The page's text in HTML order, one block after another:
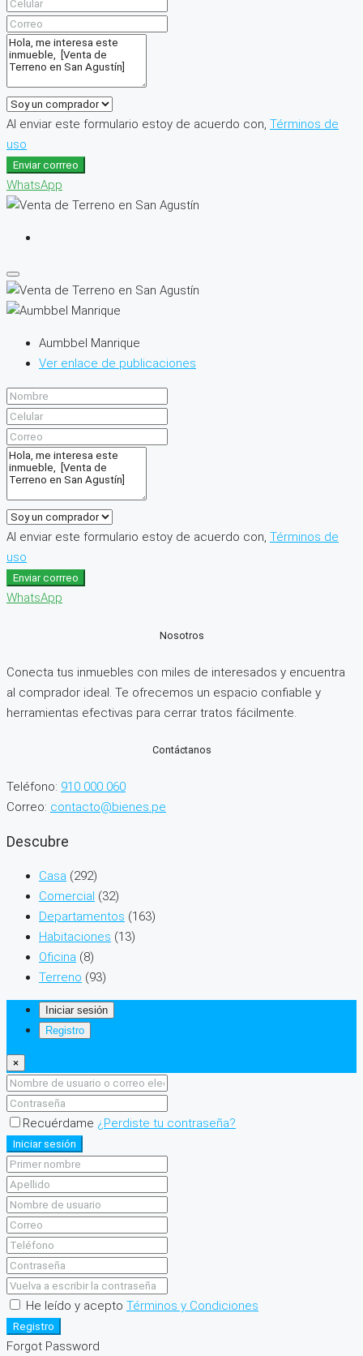
Al enviar este formulario estoy de acuerdo con, Términos de
uso
Enviar corrreo
WhatsApp
Aumbbel Manrique
Ver enlace de publicaciones
Al enviar este formulario estoy de acuerdo con, Términos de
uso
Enviar corrreo
WhatsApp
Nosotros
Conecta tus inmuebles con miles de interesados y encuentra
al comprador ideal. Te ofrecemos un espacio confiable y
herramientas efectivas para cerrar tratos fácilmente.
Contáctanos
Teléfono: 910 000 060
Correo: contacto@bienes.pe
Descubre
Casa (292)
Comercial (32)
Departamentos (163)
Habitaciones (13)
Oficina (8)
Terreno (93)
Iniciar sesión
Registro
×
Recuérdame ¿Perdiste tu contraseña?
Iniciar sesión
He leído y acepto Términos y Condiciones
Registro
Forgot Password